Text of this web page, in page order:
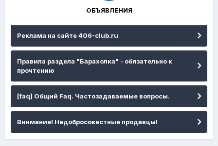
ОБЪЯВЛЕНИЯ
Реклама на сайте 406-club.ru
Правила раздела "Барахолка" - обязательно к
прочтению
[faq] Общий Faq. Частозадаваемые вопросы.
Внимание! Недобросовестные продавцы!